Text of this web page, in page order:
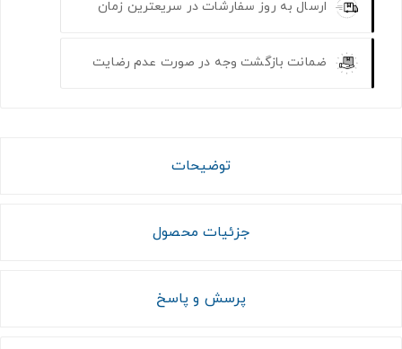
ارسال به روز سفارشات در سریعترین زمان
ضمانت بازگشت وجه در صورت عدم رضایت
توضیحات
جزئیات محصول
پرسش و پاسخ